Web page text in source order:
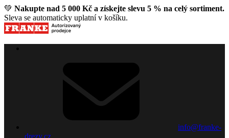
💚 Nakupte nad 5 000 Kč a získejte slevu 5 % na celý sortiment.
Sleva se automaticky uplatní v košíku.
info@franke-
drezy.cz